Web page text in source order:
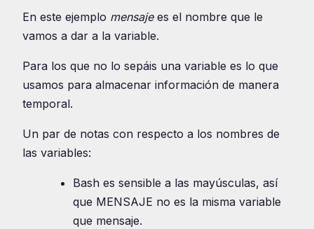
En este ejemplo mensajees el nombre que le
vamos a dar a la variable.
Para los que no lo sepáis una variable es lo que
usamos para almacenar información de manera
temporal.
Un par de notas con respecto a los nombres de
las variables:
Bash es sensible a las mayúsculas, así
que MENSAJE no es la misma variable
que mensaje.